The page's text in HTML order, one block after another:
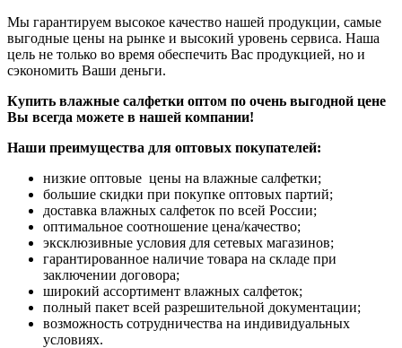
Мы гарантируем высокое качество нашей продукции, самые
выгодные цены на рынке и высокий уровень сервиса. Наша
цель не только во время обеспечить Вас продукцией, но и
сэкономить Ваши деньги.
Купить влажные салфетки оптом по очень выгодной цене
Вы всегда можете в нашей компании!
Наши преимущества для оптовых покупателей:
низкие оптовые цены на влажные салфетки;
большие скидки при покупке оптовых партий;
доставка влажных салфеток по всей России;
оптимальное соотношение цена/качество;
эксклюзивные условия для сетевых магазинов;
гарантированное наличие товара на складе при
заключении договора;
широкий ассортимент влажных салфеток;
полный пакет всей разрешительной документации;
возможность сотрудничества на индивидуальных
условиях.